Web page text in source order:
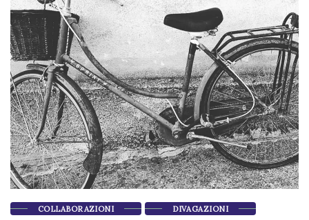
COLLABORAZIONI DIVAGAZIONI